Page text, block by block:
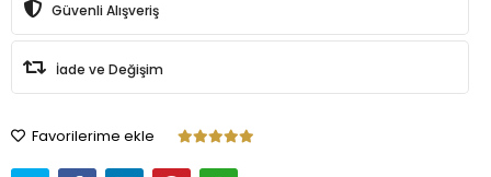
Güvenli Alışveriş
İade ve Değişim
Favorilerime ekle